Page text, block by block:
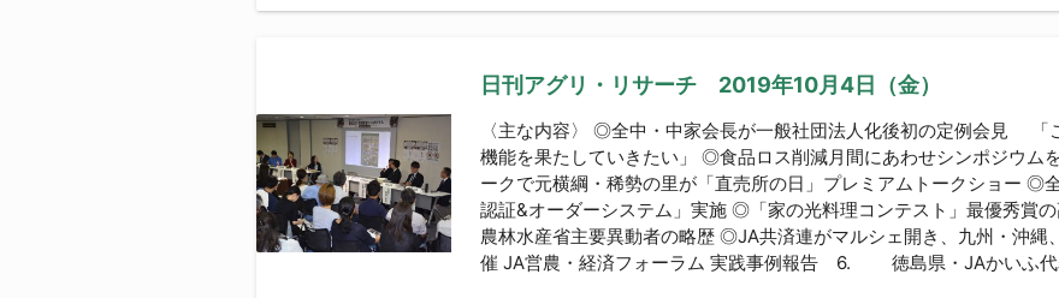
日刊アグリ・リサーチ 2019年10月4日（金）
〈主な内容〉 ◎全中・中家会長が一般社団法人化後初の定例会見 「
機能を果たしていきたい」 ◎食品ロス削減月間にあわせシンポジウム
ークで元横綱・稀勢の里が「直売所の日」プレミアムトークショー ◎
認証&オーダーシステム」実施 ◎「家の光料理コンテスト」最優秀賞
農林水産省主要異動者の略歴 ◎JA共済連がマルシェ開き、九州・沖縄
催 JA営農・経済フォーラム 実践事例報告 6. 徳島県・JAかいふ代